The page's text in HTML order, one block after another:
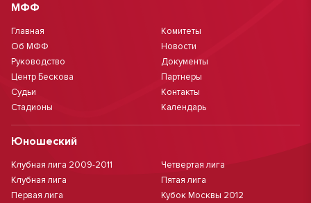
МФФ
Главная
Об МФФ
Руководство
Центр Бескова
Судьи
Стадионы
Комитеты
Новости
Документы
Партнеры
Контакты
Календарь
Юношеский
Клубная лига 2009-2011
Клубная лига
Первая лига
Четвертая лига
Пятая лига
Кубок Москвы 2012